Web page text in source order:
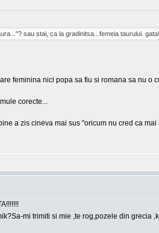
sau stai, ca la gradinitsa...femeia taurului.
feminina nici popa sa fiu si romana sa nu o
corecte...
a zis cineva mai sus "oricum nu cred ca
mi trimiti si mie ,te rog,pozele din grecia